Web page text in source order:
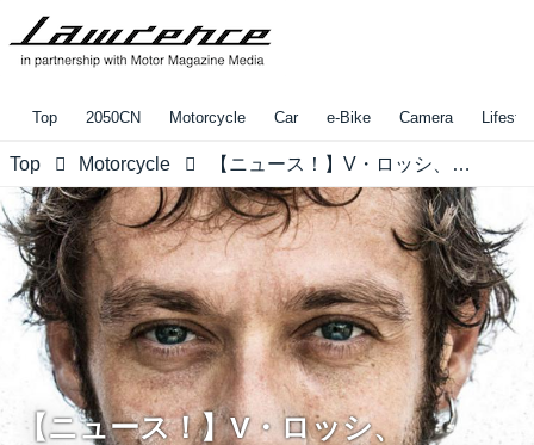
Top 2050CN Motorcycle Car e-Bike Camera
Top Motorcycle 【ニュース！】V・ロッシ、「YAMAHAとの契約を更新してさらに2年間、ともにMotoGPで戦う」と宣言！
【ニュース！】V・ロッシ、